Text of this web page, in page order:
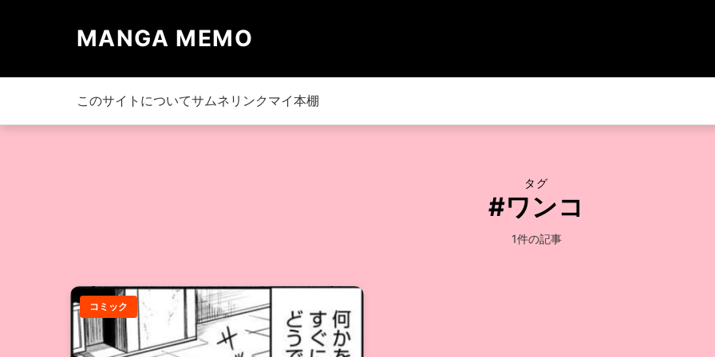
MANGA MEMO
このサイトについてサムネリンク マイ本棚
タグ
#ワンコ
1件の記事
コミック